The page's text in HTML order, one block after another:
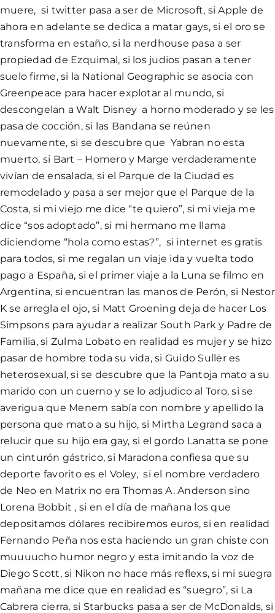
muere, si twitter pasa a ser de Microsoft, si Apple de
ahora en adelante se dedica a matar gays, si el oro se
transforma en estaño, si la nerdhouse pasa a ser
propiedad de Ezquimal, si los judios pasan a tener
suelo firme, si la National Geographic se asocia con
Greenpeace para hacer explotar al mundo, si
descongelan a Walt Disney a horno moderado y se les
pasa de cocción, si las Bandana se reúnen
nuevamente, si se descubre que Yabran no esta
muerto, si Bart – Homero y Marge verdaderamente
vivían de ensalada, si el Parque de la Ciudad es
remodelado y pasa a ser mejor que el Parque de la
Costa, si mi viejo me dice “te quiero”, si mi vieja me
dice “sos adoptado”, si mi hermano me llama
diciendome “hola como estas?”, si internet es gratis
para todos, si me regalan un viaje ida y vuelta todo
pago a España, si el primer viaje a la Luna se filmo en
Argentina, si encuentran las manos de Perón, si Nestor
K se arregla el ojo, si Matt Groening deja de hacer Los
Simpsons para ayudar a realizar South Park y Padre de
Familia, si Zulma Lobato en realidad es mujer y se hizo
pasar de hombre toda su vida, si Guido Sullër es
heterosexual, si se descubre que la Pantoja mato a su
marido con un cuerno y se lo adjudico al Toro, si se
averigua que Menem sabía con nombre y apellido la
persona que mato a su hijo, si Mirtha Legrand saca a
relucir que su hijo era gay, si el gordo Lanatta se pone
un cinturón gástrico, si Maradona confiesa que su
deporte favorito es el Voley, si el nombre verdadero
de Neo en Matrix no era Thomas A. Anderson sino
Lorena Bobbit , si en el día de mañana los que
depositamos dólares recibiremos euros, si en realidad
Fernando Peña nos esta haciendo un gran chiste con
muuuucho humor negro y esta imitando la voz de
Diego Scott, si Nikon no hace más reflexs, si mi suegra
mañana me dice que en realidad es “suegro”, si La
Cabrera cierra, si Starbucks pasa a ser de McDonalds, si